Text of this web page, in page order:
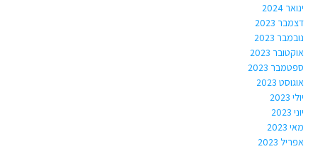
ינואר 2024
דצמבר 2023
נובמבר 2023
אוקטובר 2023
ספטמבר 2023
אוגוסט 2023
יולי 2023
יוני 2023
מאי 2023
אפריל 2023